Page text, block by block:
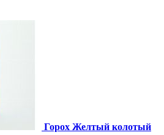
Горох Желтый колотый